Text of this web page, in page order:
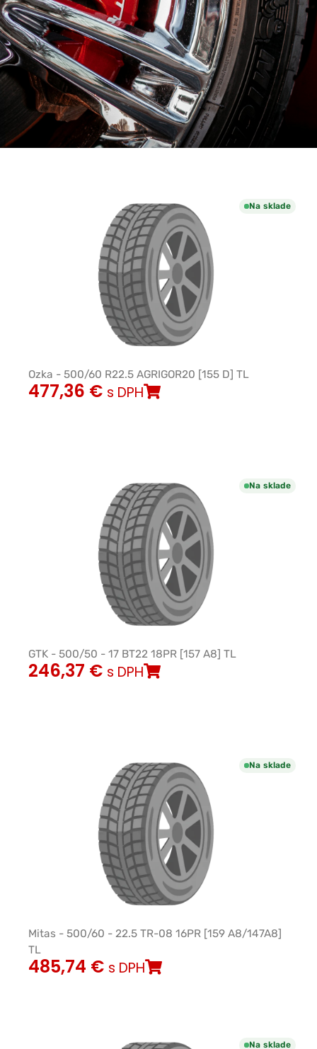
Na sklade
Ozka - 500/60 R22.5 AGRIGOR20 [155 D] TL
477,36 € s DPH
Na sklade
GTK - 500/50 - 17 BT22 18PR [157 A8] TL
246,37 € s DPH
Na sklade
Mitas - 500/60 - 22.5 TR-08 16PR [159 A8/147A8]
TL
485,74 € s DPH
Na sklade